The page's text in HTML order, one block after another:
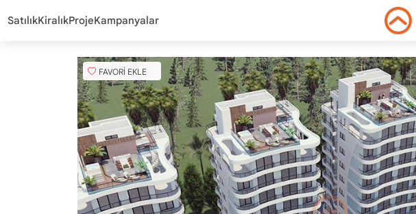
SatılıkKiralıkProjeKampanyalar
FAVORİ EKLE